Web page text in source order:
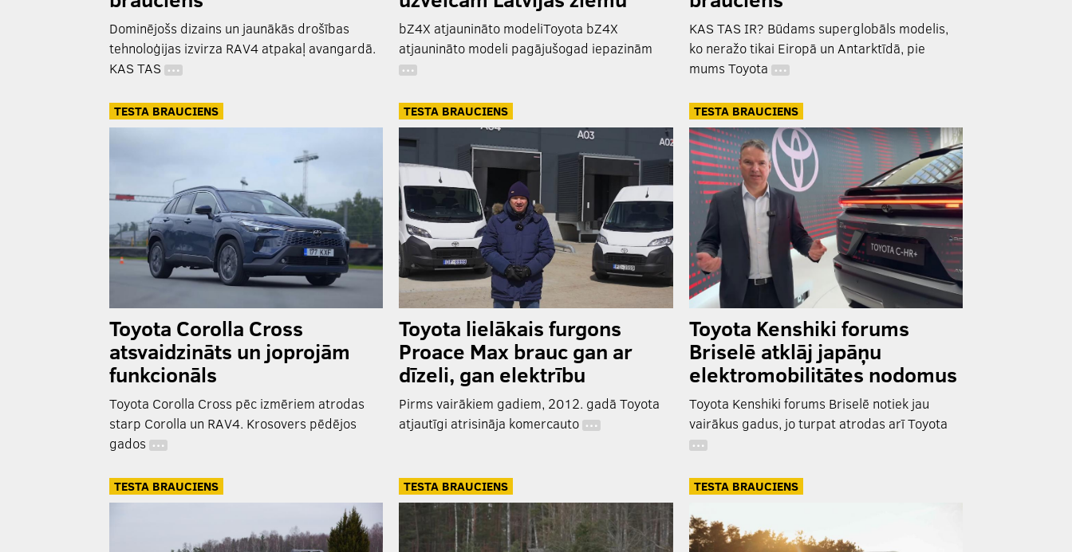
Dominējošs dizains un jaunākās drošības
tehnoloģijas izvirza RAV4 atpakaļ avangardā.
KAS TAS …
bZ4X atjaunināto modeliToyota bZ4X
atjaunināto modeli pagājušogad iepazinām
…
KAS TAS IR? Būdams superglobāls modelis,
ko neražo tikai Eiropā un Antarktīdā, pie
mums Toyota …
TESTA BRAUCIENS
Toyota Corolla Cross
atsvaidzināts un joprojām
funkcionāls
Toyota Corolla Cross pēc izmēriem atrodas
starp Corolla un RAV4. Krosovers pēdējos
gados …
TESTA BRAUCIENS
Toyota lielākais furgons
Proace Max brauc gan ar
dīzeli, gan elektrību
Pirms vairākiem gadiem, 2012. gadā Toyota
atjautīgi atrisināja komercauto…
TESTA BRAUCIENS
Toyota Kenshiki forums
Briselē atklāj japāņu
elektromobilitātes nodomus
Toyota Kenshiki forums Briselē notiek jau
vairākus gadus, jo turpat atrodas arī Toyota
…
TESTA BRAUCIENS TESTA BRAUCIENS TESTA BRAUCIENS